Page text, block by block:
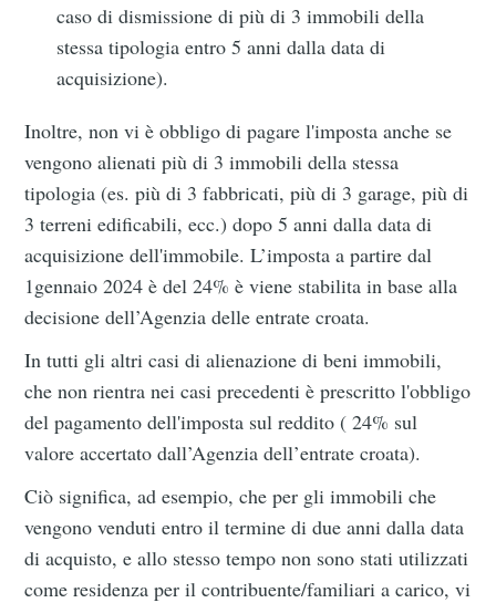
caso di dismissione di più di 3 immobili della
stessa tipologia entro 5 anni dalla data di
acquisizione).
Inoltre, non vi è obbligo di pagare l'imposta anche se
vengono alienati più di 3 immobili della stessa
tipologia (es. più di 3 fabbricati, più di 3 garage, più di
3 terreni edificabili, ecc.) dopo 5 anni dalla data di
acquisizione dell'immobile. L’imposta a partire dal
1gennaio 2024 è del 24% è viene stabilita in base alla
decisione dell’Agenzia delle entrate croata.
In tutti gli altri casi di alienazione di beni immobili,
che non rientra nei casi precedenti è prescritto l'obbligo
del pagamento dell'imposta sul reddito ( 24% sul
valore accertato dall’Agenzia dell’entrate croata).
Ciò significa, ad esempio, che per gli immobili che
vengono venduti entro il termine di due anni dalla data
di acquisto, e allo stesso tempo non sono stati utilizzati
come residenza per il contribuente/familiari a carico, vi